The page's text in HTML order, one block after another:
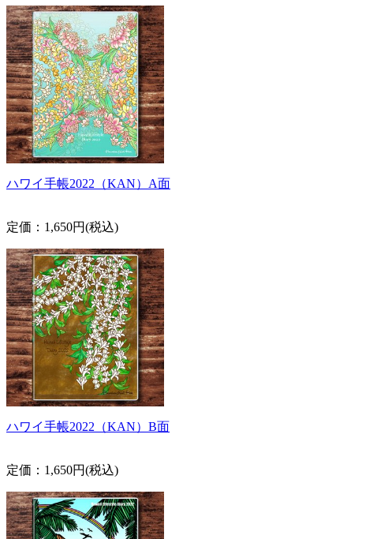
ハワイ手帳2022（KAN）A面
定価：1,650円(税込)
ハワイ手帳2022（KAN）B面
定価：1,650円(税込)